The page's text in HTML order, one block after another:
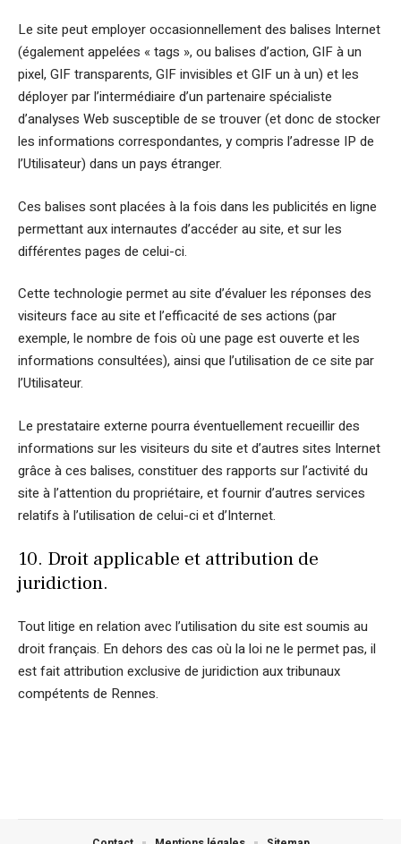
Le site peut employer occasionnellement des balises Internet
(également appelées « tags », ou balises d’action, GIF à un
pixel, GIF transparents, GIF invisibles et GIF un à un) et les
déployer par l’intermédiaire d’un partenaire spécialiste
d’analyses Web susceptible de se trouver (et donc de stocker
les informations correspondantes, y compris l’adresse IP de
l’Utilisateur) dans un pays étranger.
Ces balises sont placées à la fois dans les publicités en ligne
permettant aux internautes d’accéder au site, et sur les
différentes pages de celui-ci.
Cette technologie permet au site d’évaluer les réponses des
visiteurs face au site et l’efficacité de ses actions (par
exemple, le nombre de fois où une page est ouverte et les
informations consultées), ainsi que l’utilisation de ce site par
l’Utilisateur.
Le prestataire externe pourra éventuellement recueillir des
informations sur les visiteurs du site et d’autres sites Internet
grâce à ces balises, constituer des rapports sur l’activité du
site à l’attention du propriétaire, et fournir d’autres services
relatifs à l’utilisation de celui-ci et d’Internet.
10. Droit applicable et attribution de
juridiction.
Tout litige en relation avec l’utilisation du site est soumis au
droit français. En dehors des cas où la loi ne le permet pas, il
est fait attribution exclusive de juridiction aux tribunaux
compétents de Rennes.